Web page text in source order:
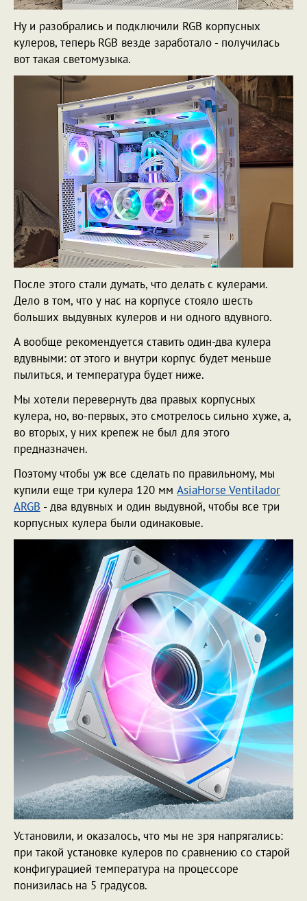
Ну и разобрались и подключили RGB корпусных
кулеров, теперь RGB везде заработало - получилась
вот такая светомузыка.
После этого стали думать, что делать с кулерами.
Дело в том, что у нас на корпусе стояло шесть
больших выдувных кулеров и ни одного вдувного.
А вообще рекомендуется ставить один-два кулера
вдувными: от этого и внутри корпус будет меньше
пылиться, и температура будет ниже.
Мы хотели перевернуть два правых корпусных
кулера, но, во-первых, это смотрелось сильно хуже, а,
во вторых, у них крепеж не был для этого
предназначен.
Поэтому чтобы уж все сделать по правильному, мы
купили еще три кулера 120 мм AsiaHorse Ventilador
ARGB - два вдувных и один выдувной, чтобы все три
корпусных кулера были одинаковые.
Установили, и оказалось, что мы не зря напрягались:
при такой установке кулеров по сравнению со старой
конфигурацией температура на процессоре
понизилась на 5 градусов.